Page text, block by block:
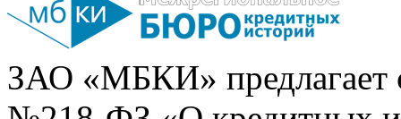
ЗАО «МБКИ» предлагает